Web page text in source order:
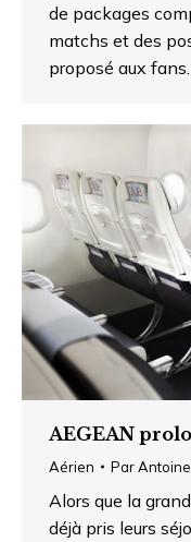
de packages
matchs et des
proposé aux fans.
AEGEAN
Aérien Par
Alors que la
déjà pris leurs